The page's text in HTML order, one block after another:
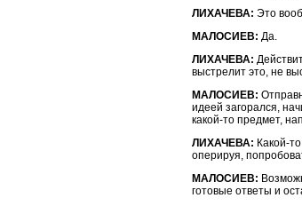
ЛИХАЧЕВА: Это
МАЛОСИЕВ: Да.
ЛИХАЧЕВА:
выстрелит это, не
МАЛОСИЕВ:
идеей загорался,
какой-то предмет,
ЛИХАЧЕВА: Какой-
оперируя,
МАЛОСИЕВ:
готовые ответы и